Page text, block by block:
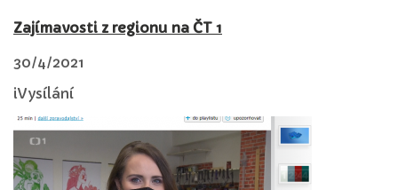
Zajímavosti z regionu na ČT 1
30/4/2021
iVysílání